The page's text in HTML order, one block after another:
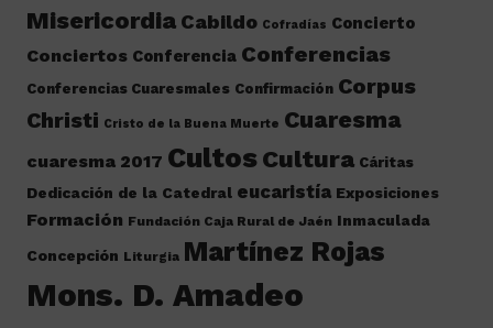
Misericordia Cabildo Cofradías Concierto
Conciertos Conferencia Conferencias
Conferencias Cuaresmales Confirmación Corpus
Christi Cristo de la Buena Muerte Cuaresma
cuaresma 2017 Cultos Cultura Cáritas
Dedicación de la Catedral eucaristía Exposiciones
Formación Fundación Caja Rural de Jaén Inmaculada
Concepción Liturgia Martínez Rojas
Mons. D. Amadeo